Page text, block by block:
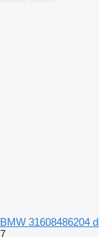
BMW 31608486204
7